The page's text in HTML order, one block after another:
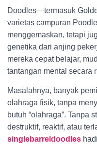
Doodles—termasuk
varietas campuran
menggemaskan, tetapi
genetika dari anjing
mereka cepat belajar,
tantangan mental secara
Masalahnya, banyak
olahraga fisik, tanpa
butuh “olahraga”. Tanpa
destruktif, reaktif, atau
singlebarreldoodles